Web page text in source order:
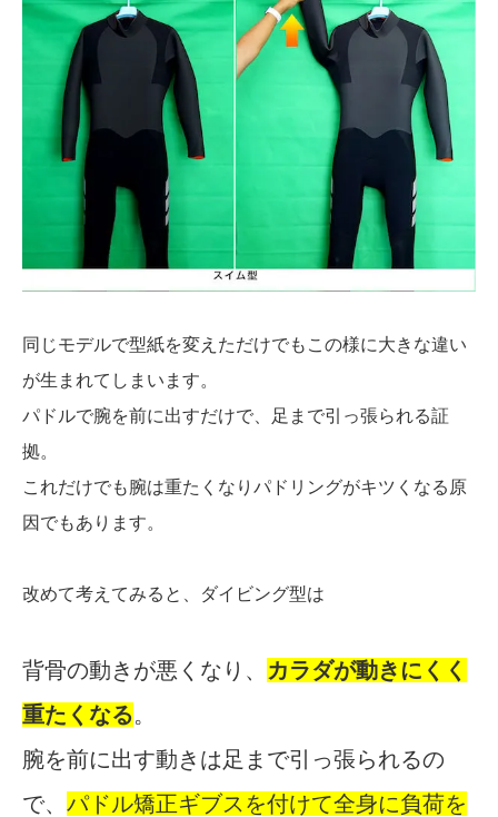
同じモデルで型紙を変えただけでもこの様に大きな違い
が生まれてしまいます。
パドルで腕を前に出すだけで、足まで引っ張られる証
拠。
これだけでも腕は重たくなりパドリングがキツくなる原
因でもあります。
改めて考えてみると、ダイビング型は
背骨の動きが悪くなり、 カラダが動きにくく
重たくなる。
腕を前に出す動きは足まで引っ張られるの
で、 パドル矯正ギブスを付けて全身に負荷を